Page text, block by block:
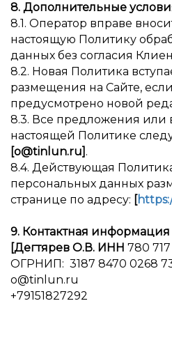
8. Дополнительные
8.1. Оператор вправе
настоящую Политику
данных без согласия
8.2. Новая Политика
размещения на Сайте,
предусмотрено новой
8.3. Все предложения или
настоящей Политике
[o@tinlun.ru] .
8.4. Действующая
персональных данных
странице по адресу: [
9. Контактная
[Дегтярев О.В. ИНН 780
ОГРНИП: 3187 8470 0268
o@tinlun.ru
+79151827292